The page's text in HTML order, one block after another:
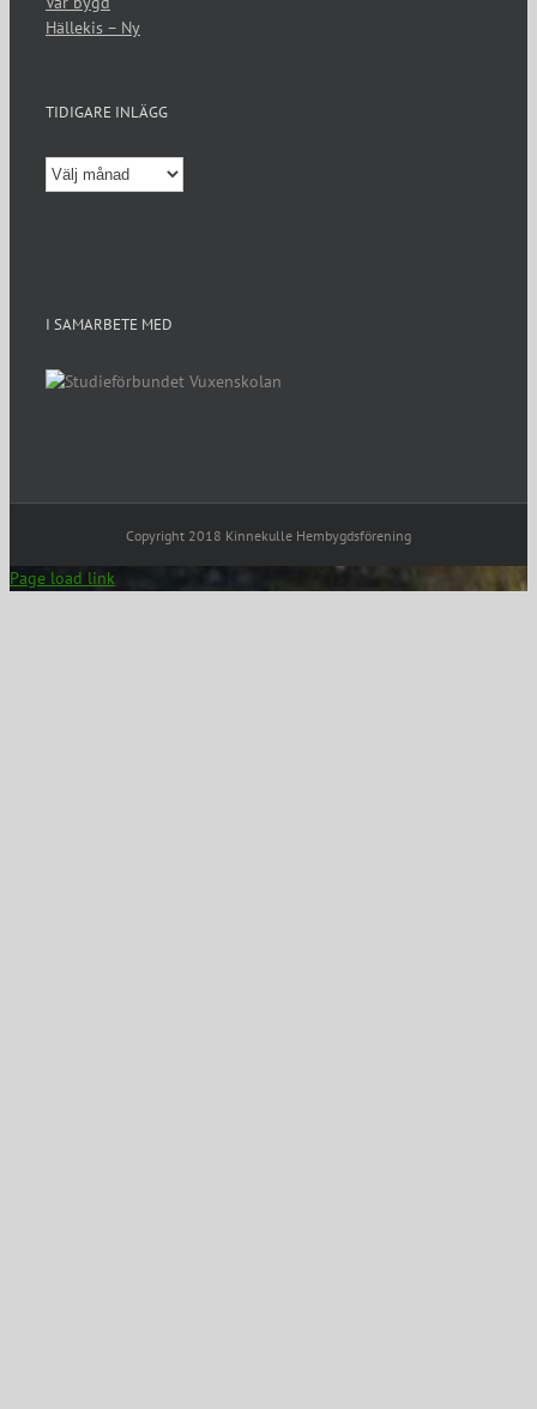
Hällekis – Ny
TIDIGARE INLÄGG
Tidigare
inlägg
I SAMARBETE MED
Copyright 2018 Kinnekulle Hembygdsförening
Page load link